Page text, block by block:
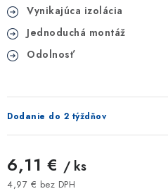
Vetranie a rekuperácia
Kúpeľňa a sanita
Akcie, Zľavy
Kontakty Poštovné a doprava
Reklamačné podmienky
Vynikajúca izolácia
Jednoduchá montáž
Odolnosť
Dodanie do 2 týždňov
6,11 € / ks
4,97 € bez DPH